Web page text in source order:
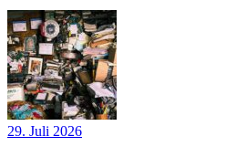
29. Juli 2026